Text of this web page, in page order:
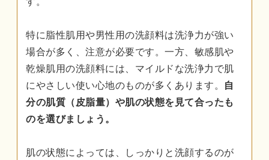
特に脂性肌用や男性用の洗顔料は洗浄力が強い
場合が多く、注意が必要です。一方、敏感肌や
乾燥肌用の洗顔料には、マイルドな洗浄力で肌
にやさしい使い心地のものが多くあります。
自
分の肌質（皮脂量）や肌の状態を見て合ったも
のを選びましょう。
肌の状態によっては、しっかりと洗顔するのが